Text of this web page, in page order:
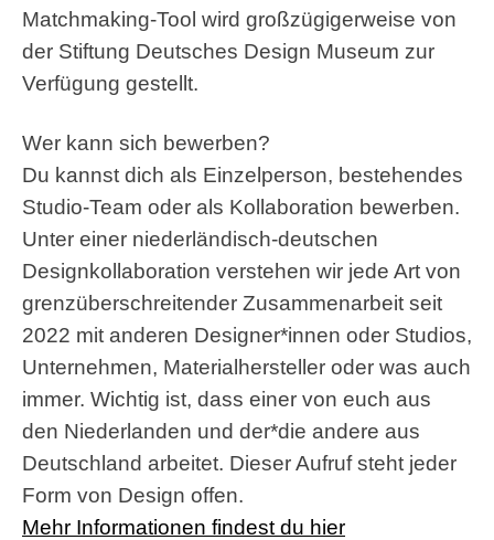
Matchmaking-Tool wird großzügigerweise von
der Stiftung Deutsches Design Museum zur
Verfügung gestellt.
Wer kann sich bewerben?
Du kannst dich als Einzelperson, bestehendes
Studio-Team oder als Kollaboration bewerben.
Unter einer niederländisch-deutschen
Designkollaboration verstehen wir jede Art von
grenzüberschreitender Zusammenarbeit seit
2022 mit anderen Designer*innen oder Studios,
Unternehmen, Materialhersteller oder was auch
immer. Wichtig ist, dass einer von euch aus
den Niederlanden und der*die andere aus
Deutschland arbeitet. Dieser Aufruf steht jeder
Form von Design offen.
Mehr Informationen findest du hier